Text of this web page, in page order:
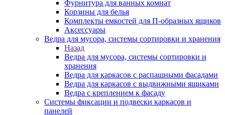
Фурнитура для ванных комнат
Корзины для белья
Комплекты емкостей для П-образных ящиков
Аксессуары
Ведра для мусора, системы сортировки и хранения
Назад
Ведра для мусора, системы сортировки и
хранения
Ведра для каркасов с распашными фасадами
Ведра для каркасов с выдвижными ящиками
Ведра с креплением к фасаду
Системы фиксации и подвески каркасов и
панелей